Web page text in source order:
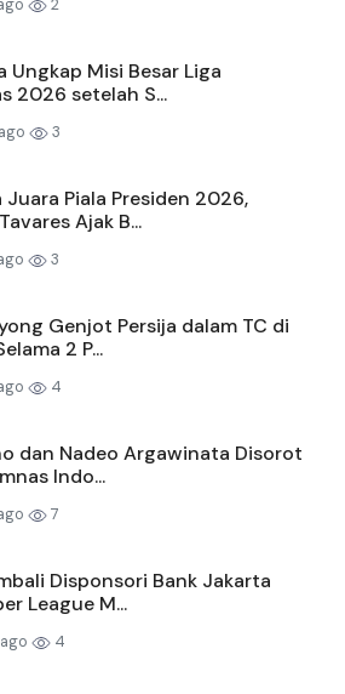
2
Ungkap Misi Besar Liga
2026 setelah S...
3
Juara Piala Presiden 2026,
Ajak B...
3
Genjot Persija dalam TC di
2 P...
4
dan Nadeo Argawinata Disorot
Indo...
7
Disponsori Bank Jakarta
League M...
4